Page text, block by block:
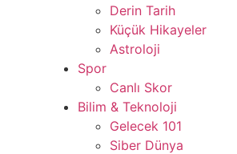
Derin Tarih
Küçük Hikayeler
Astroloji
Spor
Canlı Skor
Bilim & Teknoloji
Gelecek 101
Siber Dünya